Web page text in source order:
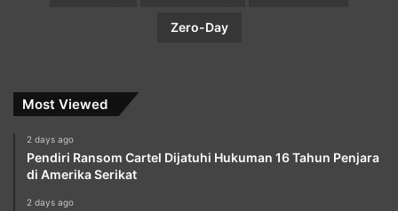
Zero-Day
Most Viewed
2 days ago
Pendiri Ransom Cartel Dijatuhi Hukuman 16 Tahun Penjara
di Amerika Serikat
2 days ago